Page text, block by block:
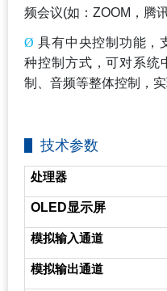
频会议(如：ZOOM，腾
Ø 具有中央控制功能，
种控制方式，可对系统
制、音频等整体控制，
技术参数
处理器
OLED显示屏
模拟输入通道
模拟输出通道